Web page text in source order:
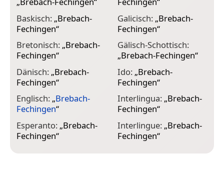
Baskisch: „Brebach-
Fechingen“
Bretonisch: „Brebach-
Fechingen“
Dänisch: „Brebach-
Fechingen“
Englisch: „Brebach-
Fechingen“
Esperanto: „Brebach-
Fechingen“
Galicisch: „Brebach-
Fechingen“
Gälisch-Schottisch:
„Brebach-Fechingen“
Ido: „Brebach-
Fechingen“
Interlingua: „Brebach-
Fechingen“
Interlingue: „Brebach-
Fechingen“